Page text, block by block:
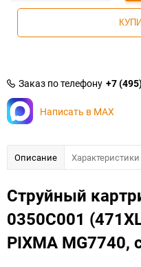
Заказ по телефону +7
Написать в MAX
Описание Характеристики
Струйный
0350C001
PIXMA MG7740,